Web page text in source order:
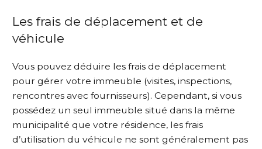
Les frais de déplacement et de
véhicule
Vous pouvez déduire les frais de déplacement
pour gérer votre immeuble (visites, inspections,
rencontres avec fournisseurs). Cependant, si vous
possédez un seul immeuble situé dans la même
municipalité que votre résidence, les frais
d’utilisation du véhicule ne sont généralement pas